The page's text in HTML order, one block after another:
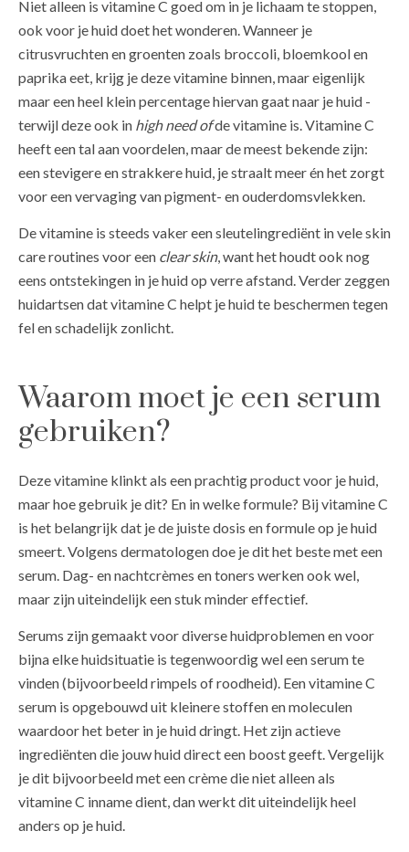
Niet alleen is vitamine C goed om in je lichaam te stoppen,
ook voor je huid doet het wonderen. Wanneer je
citrusvruchten en groenten zoals broccoli, bloemkool en
paprika eet, krijg je deze vitamine binnen, maar eigenlijk
maar een heel klein percentage hiervan gaat naar je huid -
terwijl deze ook in high need ofde vitamine is. Vitamine C
heeft een tal aan voordelen, maar de meest bekende zijn:
een stevigere en strakkere huid, je straalt meer én het zorgt
voor een vervaging van pigment- en ouderdomsvlekken.
De vitamine is steeds vaker een sleutelingrediënt in vele skin
care routines voor een clear skin, want het houdt ook nog
eens ontstekingen in je huid op verre afstand. Verder zeggen
huidartsen dat vitamine C helpt je huid te beschermen tegen
fel en schadelijk zonlicht.
Waarom moet je een serum
gebruiken?
Deze vitamine klinkt als een prachtig product voor je huid,
maar hoe gebruik je dit? En in welke formule? Bij vitamine C
is het belangrijk dat je de juiste dosis en formule op je huid
smeert. Volgens dermatologen doe je dit het beste met een
serum. Dag- en nachtcrèmes en toners werken ook wel,
maar zijn uiteindelijk een stuk minder effectief.
Serums zijn gemaakt voor diverse huidproblemen en voor
bijna elke huidsituatie is tegenwoordig wel een serum te
vinden (bijvoorbeeld rimpels of roodheid). Een vitamine C
serum is opgebouwd uit kleinere stoffen en moleculen
waardoor het beter in je huid dringt. Het zijn actieve
ingrediënten die jouw huid direct een boost geeft. Vergelijk
je dit bijvoorbeeld met een crème die niet alleen als
vitamine C inname dient, dan werkt dit uiteindelijk heel
anders op je huid.